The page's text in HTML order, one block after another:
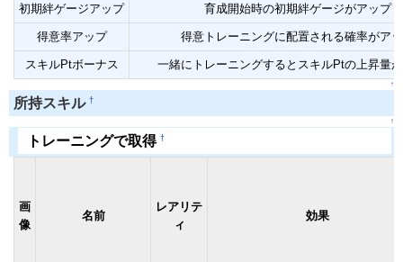
初期絆ゲージアップ 育成開始時の初期絆ゲージがアップ
得意率アップ 得意トレーニングに配置される確率がア
スキルPtボーナス 一緒にトレーニングするとスキルPtの上昇量
↑
所持スキル †
↑
トレーニングで取得 †
画
像
名前
レアリテ
ィ
効果